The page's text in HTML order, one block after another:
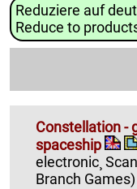
Reduziere auf
Reduce to
Constellation -
spaceship
electronic¸
Branch Games)